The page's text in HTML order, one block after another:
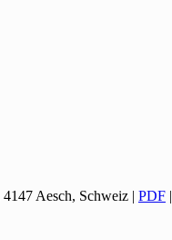
Aesch, Schweiz| PDF|